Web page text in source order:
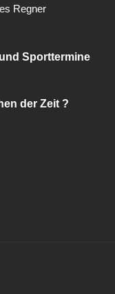
Regner
Sporttermine
der Zeit ?